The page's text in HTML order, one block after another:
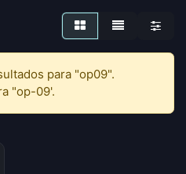
para "op09".
"op-09'.